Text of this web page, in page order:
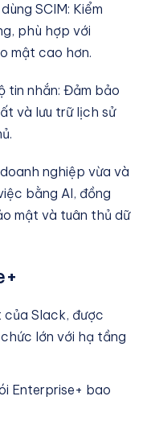
SCIM: Kiểm
phù hợp với
mật cao hơn.
tin nhắn: Đảm bảo
và lưu trữ lịch sử
nghiệp vừa và
bằng AI, đồng
mật và tuân thủ dữ
Slack, được
lớn với hạ tầng
Enterprise+ bao